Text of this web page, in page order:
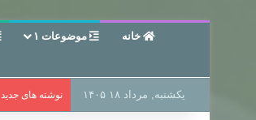
خانه موضوعات ۱
یکشنبه, مرداد ۱۸ ۱۴۰۵ نوشته های جدید